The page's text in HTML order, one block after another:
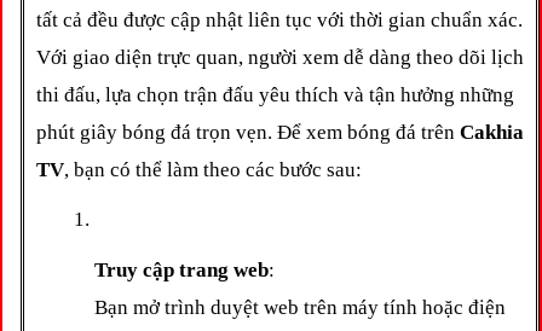
tất cả đều được cập nhật liên tục với thời gian chuẩn xác.
Với giao diện trực quan, người xem dễ dàng theo dõi lịch
thi đấu, lựa chọn trận đấu yêu thích và tận hưởng những
phút giây bóng đá trọn vẹn. Để xem bóng đá trên Cakhia
TV, bạn có thể làm theo các bước sau:
Truy cập trang web:
Bạn mở trình duyệt web trên máy tính hoặc điện